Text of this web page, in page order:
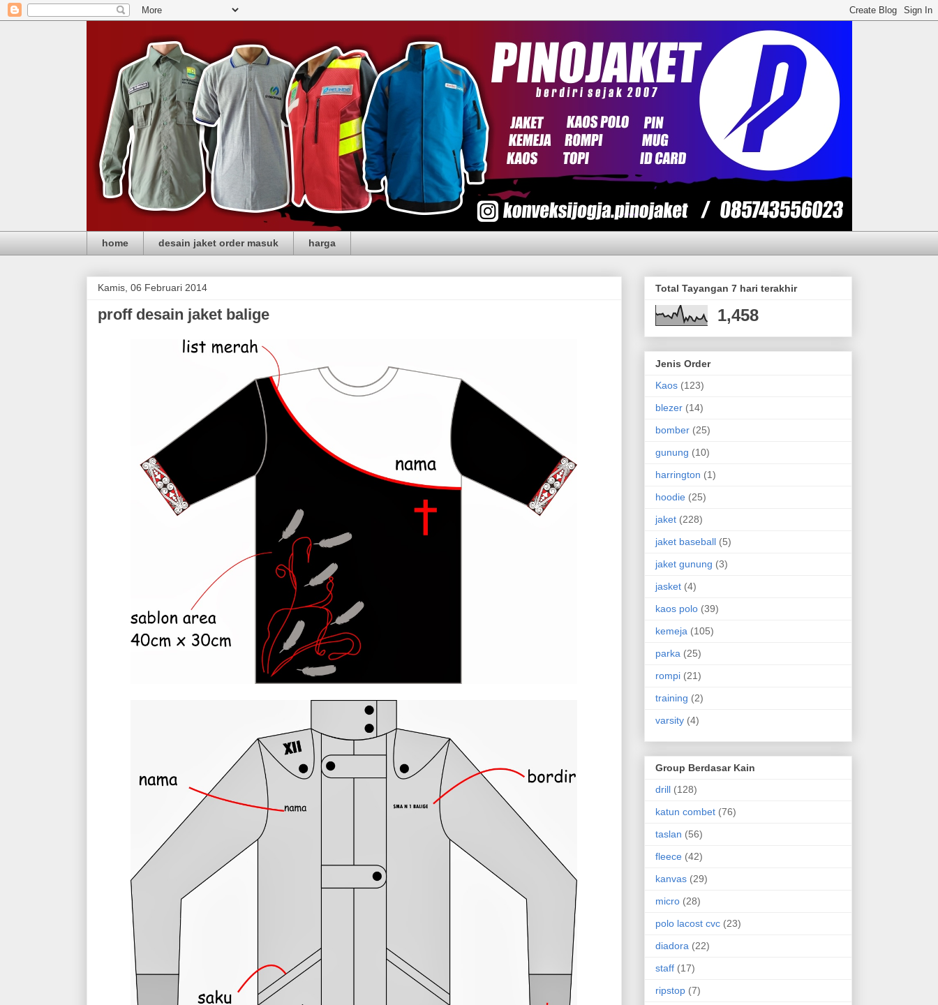
home desain jaket order masuk harga
Kamis, 06 Februari 2014
proff desain jaket balige
Total Tayangan 7 hari terakhir
1,458
Jenis Order
Kaos (123)
blezer (14)
bomber (25)
gunung (10)
harrington (1)
hoodie (25)
jaket (228)
jaket baseball (5)
jaket gunung (3)
jasket (4)
kaos polo (39)
kemeja (105)
parka (25)
rompi (21)
training (2)
varsity (4)
Group Berdasar Kain
drill (128)
katun combet (76)
taslan (56)
fleece (42)
kanvas (29)
micro (28)
polo lacost cvc (23)
diadora (22)
staff (17)
ripstop (7)